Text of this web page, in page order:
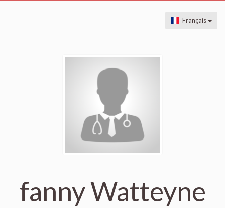
Français
fanny Watteyne